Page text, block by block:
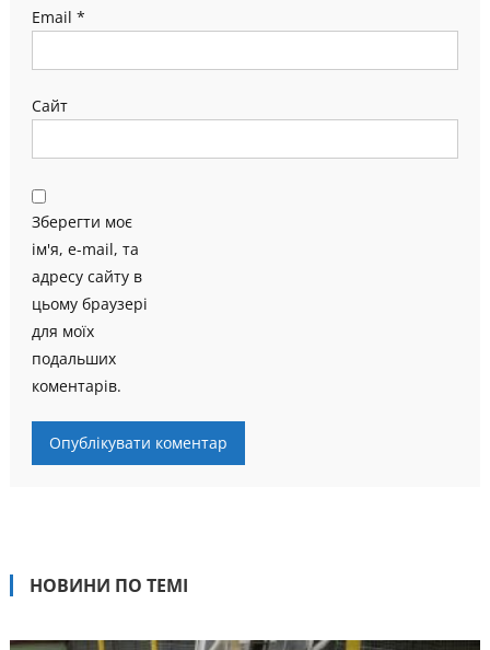
Email *
Сайт
Зберегти моє
ім'я, e-mail, та
адресу сайту в
цьому браузері
для моїх
подальших
коментарів.
НОВИНИ ПО ТЕМІ